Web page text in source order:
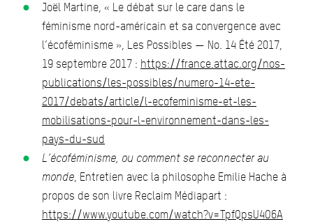
Joël Martine, « Le débat sur le care dans le
féminisme nord-américain et sa convergence avec
l’écoféminisme », Les Possibles — No. 14 Été 2017,
19 septembre 2017 : https://france.attac.org/nos-
publications/les-possibles/numero-14-ete-
2017/debats/article/l-ecofeminisme-et-les-
mobilisations-pour-l-environnement-dans-les-
pays-du-sud
L’écoféminisme, ou comment se reconnecter au
monde, Entretien avec la philosophe Emilie Hache à
propos de son livre Reclaim Médiapart :
https://www.youtube.com/watch?v=TpfQpsU4O6A